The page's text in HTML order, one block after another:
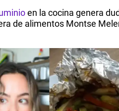
en la cocina genera
de alimentos Montse